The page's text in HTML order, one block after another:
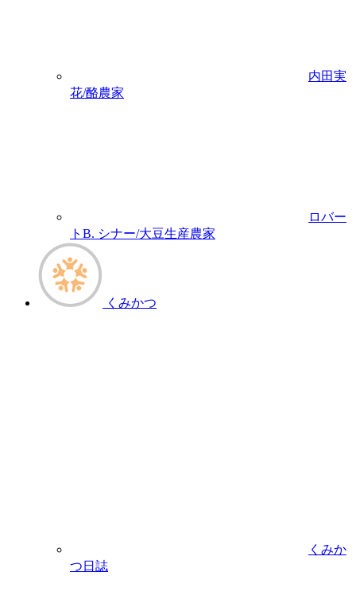
内田実
花/酪農家
ロバー
トB. シナー/大豆生産農家
くみかつ
くみか
つ日誌